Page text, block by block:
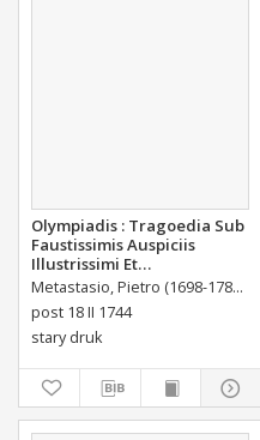
Olympiadis : Tragoedia Sub
Faustissimis Auspiciis
Illustrissimi Et
Eccellentissimi Comitis De
Brühl Liberi Baronis de
Forste & de Pfoerthen [...]
Metastasio, Pietro (1698-1782)
post 18 II 1744
stary druk